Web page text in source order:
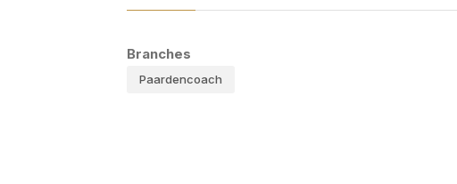
Branches
Paardencoach